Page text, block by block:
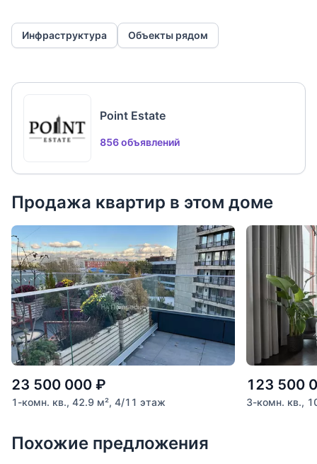
Инфраструктура Объекты рядом
Point Estate
856 объявлений
Продажа квартир в этом доме
23 500 000 ₽
1-комн. кв., 42.9 м², 4/11 этаж
123 500
3-комн. кв.,
Похожие предложения